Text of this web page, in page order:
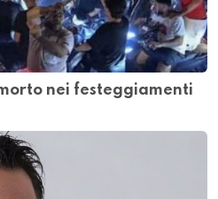
nei festeggiamenti